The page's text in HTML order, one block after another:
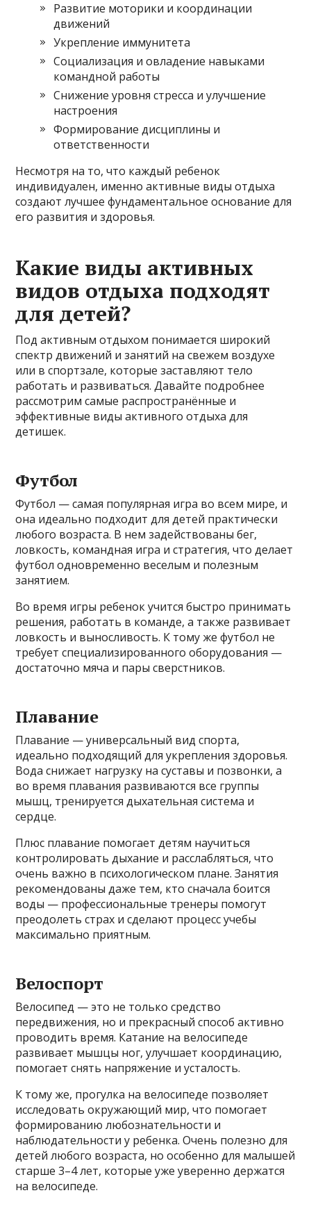
Развитие моторики и координации
движений
Укрепление иммунитета
Социализация и овладение навыками
командной работы
Снижение уровня стресса и улучшение
настроения
Формирование дисциплины и
ответственности
Несмотря на то, что каждый ребенок
индивидуален, именно активные виды отдыха
создают лучшее фундаментальное основание для
его развития и здоровья.
Какие виды активных
видов отдыха подходят
для детей?
Под активным отдыхом понимается широкий
спектр движений и занятий на свежем воздухе
или в спортзале, которые заставляют тело
работать и развиваться. Давайте подробнее
рассмотрим самые распространённые и
эффективные виды активного отдыха для
детишек.
Футбол
Футбол — самая популярная игра во всем мире, и
она идеально подходит для детей практически
любого возраста. В нем задействованы бег,
ловкость, командная игра и стратегия, что делает
футбол одновременно веселым и полезным
занятием.
Во время игры ребенок учится быстро принимать
решения, работать в команде, а также развивает
ловкость и выносливость. К тому же футбол не
требует специализированного оборудования —
достаточно мяча и пары сверстников.
Плавание
Плавание — универсальный вид спорта,
идеально подходящий для укрепления здоровья.
Вода снижает нагрузку на суставы и позвонки, а
во время плавания развиваются все группы
мышц, тренируется дыхательная система и
сердце.
Плюс плавание помогает детям научиться
контролировать дыхание и расслабляться, что
очень важно в психологическом плане. Занятия
рекомендованы даже тем, кто сначала боится
воды — профессиональные тренеры помогут
преодолеть страх и сделают процесс учебы
максимально приятным.
Велоспорт
Велосипед — это не только средство
передвижения, но и прекрасный способ активно
проводить время. Катание на велосипеде
развивает мышцы ног, улучшает координацию,
помогает снять напряжение и усталость.
К тому же, прогулка на велосипеде позволяет
исследовать окружающий мир, что помогает
формированию любознательности и
наблюдательности у ребенка. Очень полезно для
детей любого возраста, но особенно для малышей
старше 3–4 лет, которые уже уверенно держатся
на велосипеде.